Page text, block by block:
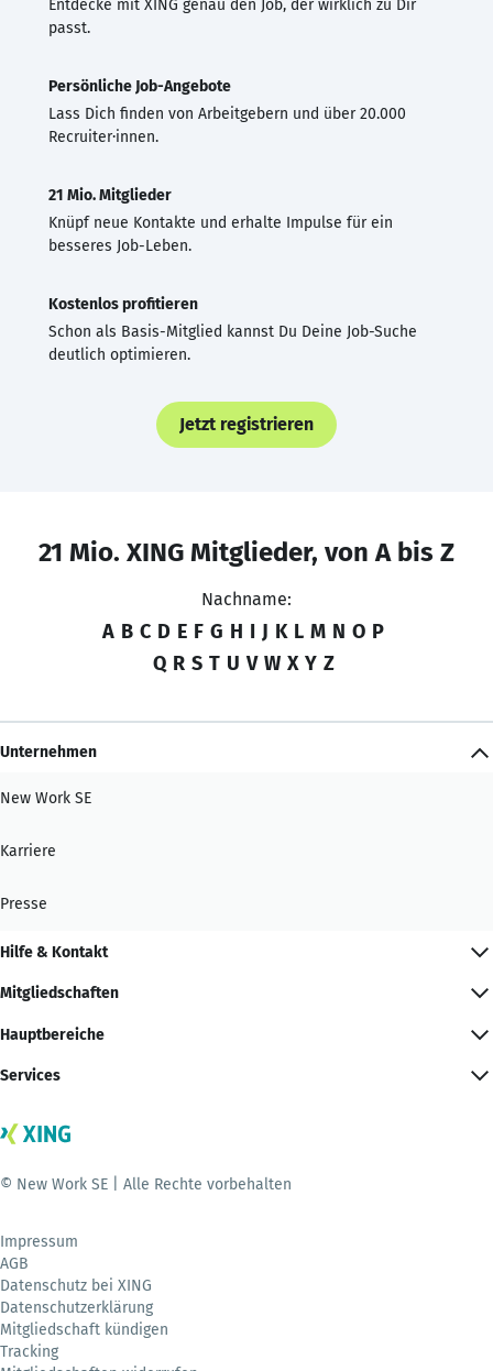
Entdecke mit XING genau den Job, der wirklich zu Dir
passt.
Persönliche Job-Angebote
Lass Dich finden von Arbeitgebern und über 20.000
Recruiter·innen.
21 Mio. Mitglieder
Knüpf neue Kontakte und erhalte Impulse für ein
besseres Job-Leben.
Kostenlos profitieren
Schon als Basis-Mitglied kannst Du Deine Job-Suche
deutlich optimieren.
Jetzt registrieren
21 Mio. XING Mitglieder, von A bis Z
Nachname:
A B C D E F G H I J K L M N O P
Q R S T U V W X Y Z
Unternehmen
New Work SE
Karriere
Presse
Hilfe & Kontakt
Mitgliedschaften
Hauptbereiche
Services
© New Work SE | Alle Rechte vorbehalten
Impressum
AGB
Datenschutz bei XING
Datenschutzerklärung
Mitgliedschaft kündigen
Tracking